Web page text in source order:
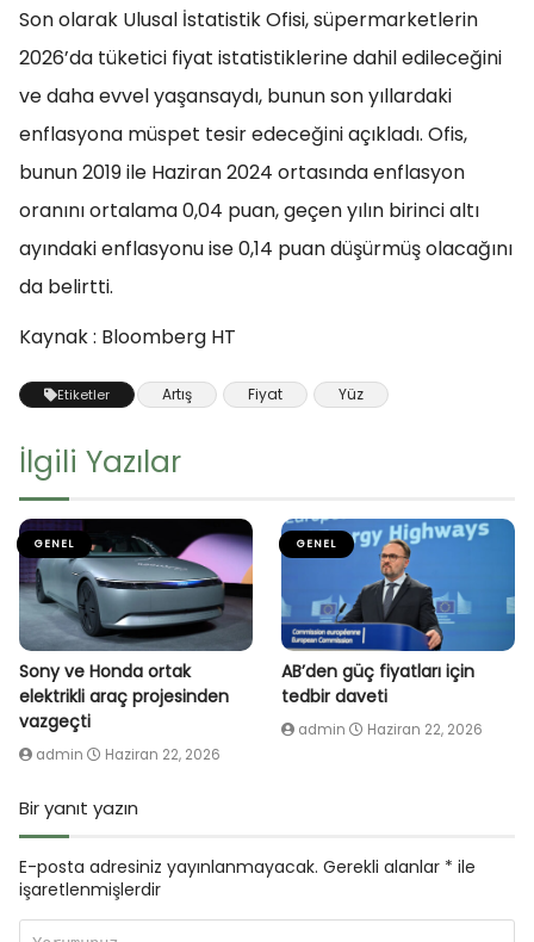
Son olarak Ulusal İstatistik Ofisi, süpermarketlerin
2026’da tüketici fiyat istatistiklerine dahil edileceğini
ve daha evvel yaşansaydı, bunun son yıllardaki
enflasyona müspet tesir edeceğini açıkladı. Ofis,
bunun 2019 ile Haziran 2024 ortasında enflasyon
oranını ortalama 0,04 puan, geçen yılın birinci altı
ayındaki enflasyonu ise 0,14 puan düşürmüş olacağını
da belirtti.
Kaynak : Bloomberg HT
Etiketler Artış Fiyat Yüz
İlgili Yazılar
GENEL
Sony ve Honda ortak
elektrikli araç projesinden
vazgeçti
admin Haziran 22, 2026
GENEL
AB’den güç fiyatları için
tedbir daveti
admin Haziran 22, 2026
Bir yanıt yazın
E-posta adresiniz yayınlanmayacak. Gerekli alanlar * ile
işaretlenmişlerdir